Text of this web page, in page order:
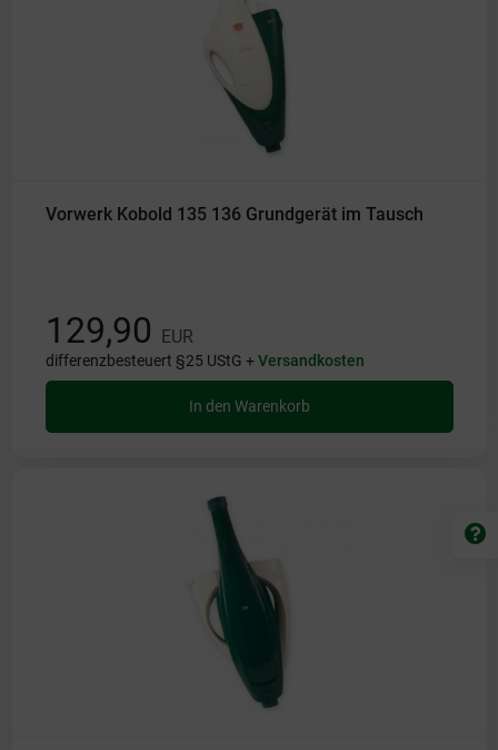
Vorwerk Kobold 135 136 Grundgerät im Tausch
129,90 EUR
differenzbesteuert §25 UStG +Versandkosten
In den Warenkorb